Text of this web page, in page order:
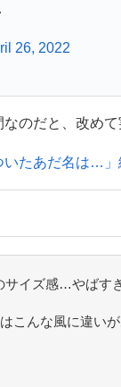
26, 2022
のだと、改め
いたあだ名は…
サイズ感…やばす
こんな風に違い